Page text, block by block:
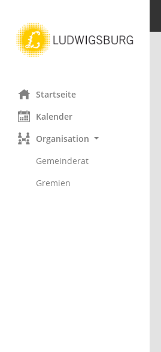
Startseite
Kalender
Organisation
Gemeinderat
Gremien